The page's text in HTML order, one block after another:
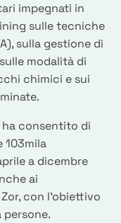
impegnati in
sulle tecniche
sulla gestione di
modalità di
chimici e sui
ha consentito di
103mila
a dicembre
ai
con l'obiettivo
persone.